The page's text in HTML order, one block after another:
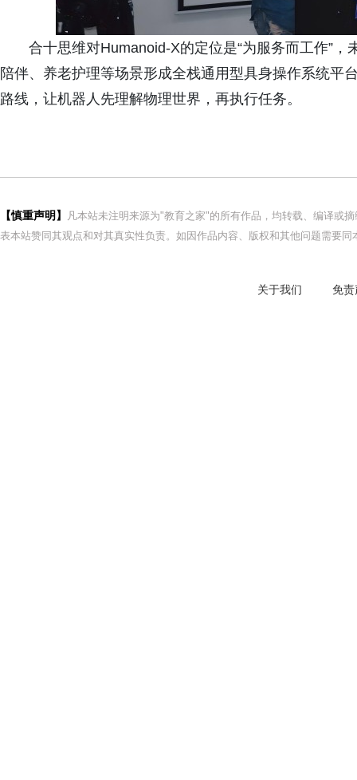
合十思维对Humanoid-X的定位是“为服务而工作”，
陪伴、养老护理等场景形成全栈通用型具身操作系统平
路线，让机器人先理解物理世界，再执行任务。
【慎重声明】
凡本站未注明来源为"教育之家"的所有作品，均转载、编译或
表本站赞同其观点和对其真实性负责。如因作品内容、版权和其他问题需要
关于我们 免责